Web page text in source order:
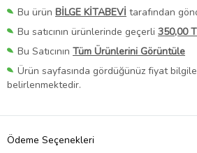
Bu ürün BİLGE KİTABEVİ tarafından
Bu satıcının ürünlerinde geçerli 350,00
Bu Satıcının Tüm Ürünlerini Görüntüle
Ürün sayfasında gördüğünüz fiyat
belirlenmektedir.
Ödeme Seçenekleri